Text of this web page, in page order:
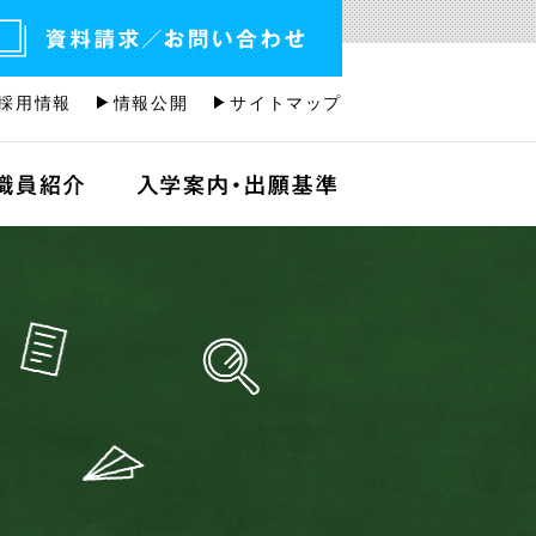
用情報 情報公開 サイトマップ